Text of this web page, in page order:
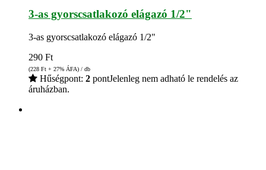
3-as gyorscsatlakozó elágazó 1/2"
3-as gyorscsatlakozó elágazó 1/2"
290 Ft
(228 Ft + 27% ÁFA) / db
Hűségpont: 2 pontJelenleg nem adható le rendelés az
áruházban.